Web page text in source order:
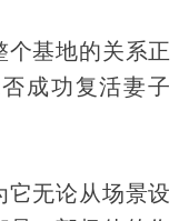
个基地的关系正
成功复活妻子
它无论从场景设